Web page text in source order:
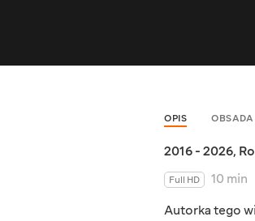
OPIS
2016 - 2026,
Full HD
10 min
Autorka tego